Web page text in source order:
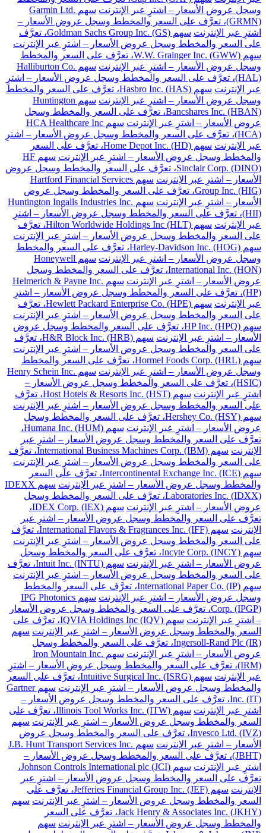
وسجل عروض الأسعار – اشترِ عبر الإنترنت
سهم Garmin Ltd.
(GRMN)، تعرَّف على السعر والمخطط وسجل عروض الأسعار –
اشترِ عبر الإنترنت
سهم Goldman Sachs Group Inc. (GS)، تعرَّف
على السعر والمخطط وسجل عروض الأسعار – اشترِ عبر الإنترنت
سهم W.W. Grainger Inc. (GWW)، تعرَّف على السعر والمخطط
وسجل عروض الأسعار – اشترِ عبر الإنترنت
سهم Halliburton Co.
(HAL)، تعرَّف على السعر والمخطط وسجل عروض الأسعار – اشترِ
عبر الإنترنت
سهم Hasbro Inc. (HAS)، تعرَّف على السعر والمخطط
وسجل عروض الأسعار – اشترِ عبر الإنترنت
سهم Huntington
Bancshares Inc. (HBAN)، تعرَّف على السعر والمخطط وسجل
عروض الأسعار – اشترِ عبر الإنترنت
سهم HCA Healthcare Inc
(HCA)، تعرَّف على السعر والمخطط وسجل عروض الأسعار – اشترِ
عبر الإنترنت
سهم Home Depot Inc. (HD)، تعرَّف على السعر
والمخطط وسجل عروض الأسعار – اشترِ عبر الإنترنت
سهم HF
Sinclair Corp. (DINO)، تعرَّف على السعر والمخطط وسجل عروض
الأسعار – اشترِ عبر الإنترنت
سهم Hartford Financial Services
Group Inc. (HIG)، تعرَّف على السعر والمخطط وسجل عروض
الأسعار – اشترِ عبر الإنترنت
سهم Huntington Ingalls Industries Inc.
(HII)، تعرَّف على السعر والمخطط وسجل عروض الأسعار – اشترِ
عبر الإنترنت
سهم Hilton Worldwide Holdings Inc (HLT)، تعرَّف
على السعر والمخطط وسجل عروض الأسعار – اشترِ عبر الإنترنت
سهم Harley-Davidson Inc. (HOG)، تعرَّف على السعر والمخطط
وسجل عروض الأسعار – اشترِ عبر الإنترنت
سهم Honeywell
International Inc. (HON)، تعرَّف على السعر والمخطط وسجل
عروض الأسعار – اشترِ عبر الإنترنت
سهم Helmerich & Payne Inc.
(HP)، تعرَّف على السعر والمخطط وسجل عروض الأسعار – اشترِ
عبر الإنترنت
سهم Hewlett Packard Enterprise Co. (HPE)، تعرَّف
على السعر والمخطط وسجل عروض الأسعار – اشترِ عبر الإنترنت
سهم HP Inc. (HPQ)، تعرَّف على السعر والمخطط وسجل عروض
الأسعار – اشترِ عبر الإنترنت
سهم H&R Block Inc. (HRB)، تعرَّف
على السعر والمخطط وسجل عروض الأسعار – اشترِ عبر الإنترنت
سهم Hormel Foods Corp. (HRL)، تعرَّف على السعر والمخطط
وسجل عروض الأسعار – اشترِ عبر الإنترنت
سهم Henry Schein Inc.
(HSIC)، تعرَّف على السعر والمخطط وسجل عروض الأسعار –
اشترِ عبر الإنترنت
سهم Host Hotels & Resorts Inc. (HST)، تعرَّف
على السعر والمخطط وسجل عروض الأسعار – اشترِ عبر الإنترنت
سهم Hershey Co. (HSY)، تعرَّف على السعر والمخطط وسجل
عروض الأسعار – اشترِ عبر الإنترنت
سهم Humana Inc. (HUM)،
تعرَّف على السعر والمخطط وسجل عروض الأسعار – اشترِ عبر
الإنترنت
سهم International Business Machines Corp. (IBM)، تعرَّف
على السعر والمخطط وسجل عروض الأسعار – اشترِ عبر الإنترنت
سهم Intercontinental Exchange Inc. (ICE)، تعرَّف على السعر
والمخطط وسجل عروض الأسعار – اشترِ عبر الإنترنت
سهم IDEXX
Laboratories Inc. (IDXX)، تعرَّف على السعر والمخطط وسجل
عروض الأسعار – اشترِ عبر الإنترنت
سهم IDEX Corp. (IEX)،
تعرَّف على السعر والمخطط وسجل عروض الأسعار – اشترِ عبر
الإنترنت
سهم International Flavors & Fragrances Inc. (IFF)، تعرَّف
على السعر والمخطط وسجل عروض الأسعار – اشترِ عبر الإنترنت
سهم Incyte Corp. (INCY)، تعرَّف على السعر والمخطط وسجل
عروض الأسعار – اشترِ عبر الإنترنت
سهم Intuit Inc. (INTU)، تعرَّف
على السعر والمخطط وسجل عروض الأسعار – اشترِ عبر الإنترنت
سهم International Paper Co. (IP)، تعرَّف على السعر والمخطط
وسجل عروض الأسعار – اشترِ عبر الإنترنت
سهم IPG Photonics
Corp. (IPGP)، تعرَّف على السعر والمخطط وسجل عروض الأسعار
– اشترِ عبر الإنترنت
سهم IQVIA Holdings Inc (IQV)، تعرَّف على
السعر والمخطط وسجل عروض الأسعار – اشترِ عبر الإنترنت سهم
Ingersoll-Rand Plc (IR)، تعرَّف على السعر والمخطط وسجل
عروض الأسعار – اشترِ عبر الإنترنت
سهم Iron Mountain Inc.
(IRM)، تعرَّف على السعر والمخطط وسجل عروض الأسعار – اشترِ
عبر الإنترنت
سهم Intuitive Surgical Inc. (ISRG)، تعرَّف على السعر
والمخطط وسجل عروض الأسعار – اشترِ عبر الإنترنت
سهم Gartner
Inc. (IT)، تعرَّف على السعر والمخطط وسجل عروض الأسعار –
اشترِ عبر الإنترنت
سهم Illinois Tool Works Inc. (ITW)، تعرَّف على
السعر والمخطط وسجل عروض الأسعار – اشترِ عبر الإنترنت سهم
Invesco Ltd. (IVZ)، تعرَّف على السعر والمخطط وسجل عروض
الأسعار – اشترِ عبر الإنترنت
سهم J.B. Hunt Transport Services Inc.
(JBHT)، تعرَّف على السعر والمخطط وسجل عروض الأسعار –
اشترِ عبر الإنترنت
سهم Johnson Controls International plc (JCI)،
تعرَّف على السعر والمخطط وسجل عروض الأسعار – اشترِ عبر
الإنترنت
سهم Jefferies Financial Group Inc. (JEF)، تعرَّف على
السعر والمخطط وسجل عروض الأسعار – اشترِ عبر الإنترنت سهم
Jack Henry & Associates Inc. (JKHY)، تعرَّف على السعر
والمخطط وسجل عروض الأسعار – اشترِ عبر الإنترنت سهم